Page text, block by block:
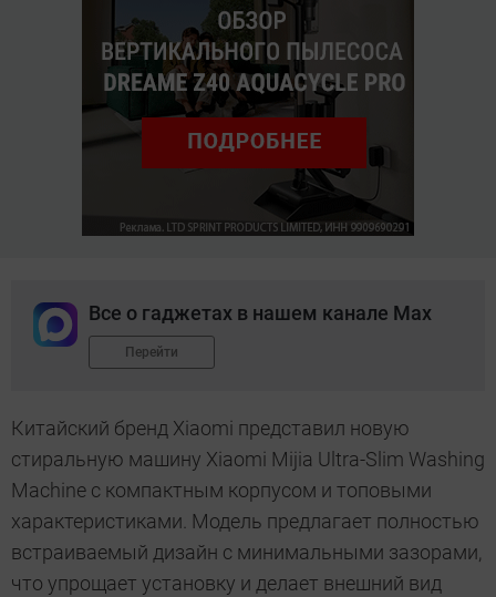
Все о гаджетах в нашем канале Max
Перейти
Китайский бренд Xiaomi представил новую
стиральную машину Xiaomi Mijia Ultra-Slim Washing
Machine с компактным корпусом и топовыми
характеристиками. Модель предлагает полностью
встраиваемый дизайн с минимальными зазорами,
что упрощает установку и делает внешний вид